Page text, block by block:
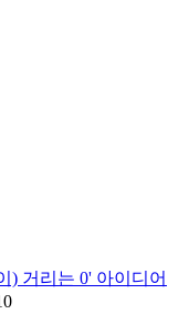
) 거리는 0' 아이디어